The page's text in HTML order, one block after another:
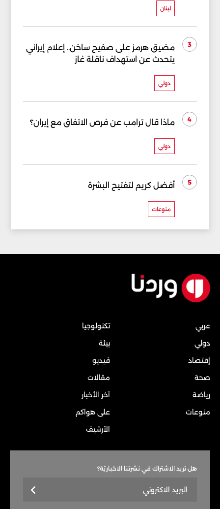
لبنان
3
مضيق هرمز على صفيح ساخن.. إعلام إيراني
يتحدث عن استهداف ناقلة غاز
دولي
4 ماذا قال ترامب عن فرص الاتفاق مع إيران؟
دولي
5 أفضل كريم لتفتيح البشرة
منوعات
عربي
دولي
إقتصاد
صحة
رياضة
منوعات
تكنولوجيا
بيئة
فيديو
مقالات
آخر الأخبار
على هواكم
الأرشيف
هل تريد الاشتراك في نشرتنا الاخباريّة؟